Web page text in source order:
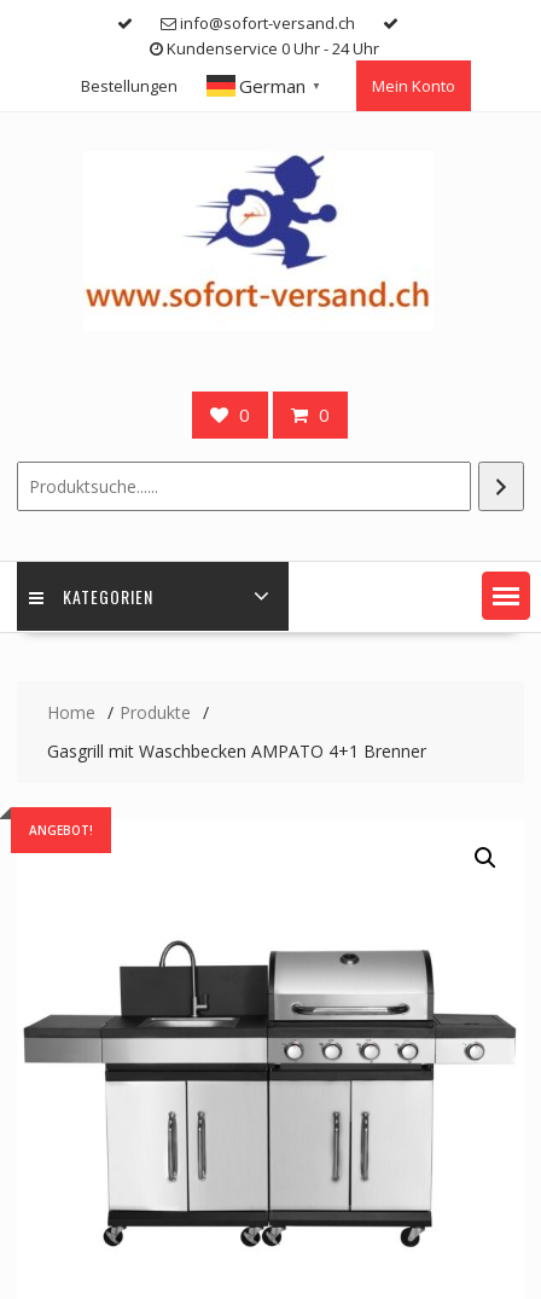
info@sofort-versand.ch
Kundenservice 0 Uhr - 24 Uhr
Bestellungen
German ▼ Mein Konto
0 0
KATEGORIEN
Home
Produkte
Gasgrill mit Waschbecken AMPATO 4+1 Brenner
ANGEBOT!